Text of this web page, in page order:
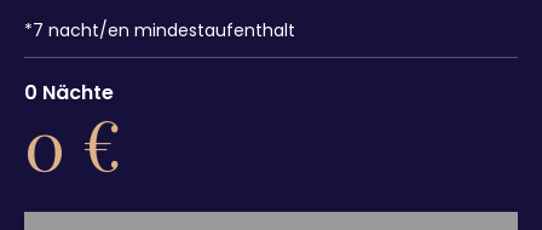
*7 nacht/en mindestaufenthalt
0 Nächte
0 €